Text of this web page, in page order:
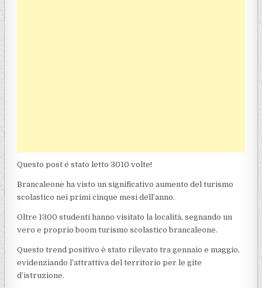
Questo post é stato letto 3010 volte!
Brancaleone ha visto un significativo aumento del turismo
scolastico nei primi cinque mesi dell’anno.
Oltre 1300 studenti hanno visitato la località, segnando un
vero e proprio boom turismo scolastico brancaleone.
Questo trend positivo è stato rilevato tra gennaio e maggio,
evidenziando l’attrattiva del territorio per le gite
d’istruzione.